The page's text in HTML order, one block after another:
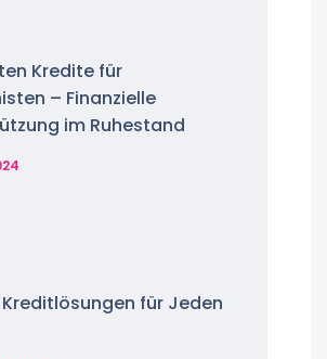
Kredite für
– Finanzielle
im Ruhestand
Kreditlösungen für Jeden